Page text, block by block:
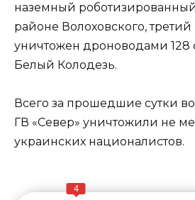
наземный
районе Волоховского,
уничтожен дроноводами 128
Белый Колодезь.
Всего за прошедшие сутки
ГВ «Север» уничтожили не
украинских националистов.
4